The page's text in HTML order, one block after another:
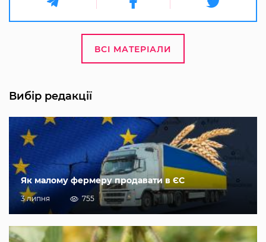
ВСІ МАТЕРІАЛИ
Вибір редакції
Як малому фермеру продавати в ЄС
3 липня 755